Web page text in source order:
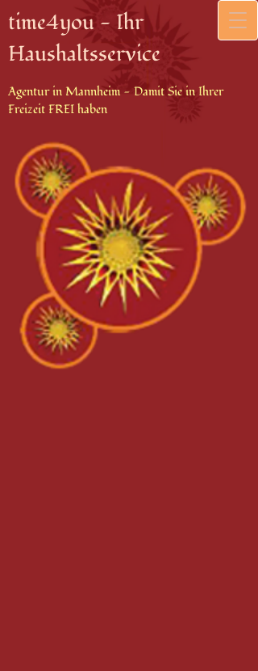
time4you - Ihr
Haushaltsservice
Agentur in Mannheim - Damit Sie in Ihrer
Freizeit FREI haben